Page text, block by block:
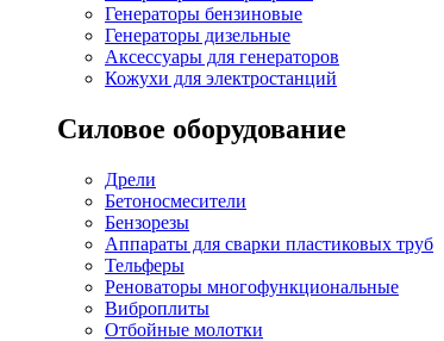
Генераторы бензиновые
Генераторы дизельные
Аксессуары для генераторов
Кожухи для электростанций
Силовое оборудование
Дрели
Бетоносмесители
Бензорезы
Аппараты для сварки пластиковых труб
Тельферы
Реноваторы многофункциональные
Виброплиты
Отбойные молотки